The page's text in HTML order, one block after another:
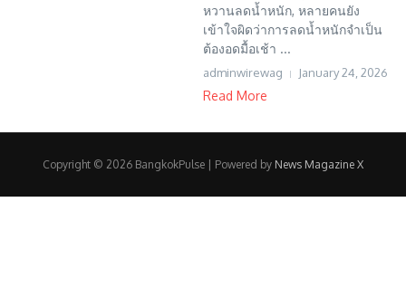
หวานลดน้ำหนัก, หลายคนยัง
เข้าใจผิดว่าการลดน้ำหนักจำเป็น
ต้องอดมื้อเช้า ...
adminwirewag January 24, 2026
Read More
Copyright © 2026 BangkokPulse | Powered by News Magazine X